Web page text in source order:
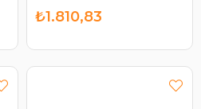
₺1.810,83